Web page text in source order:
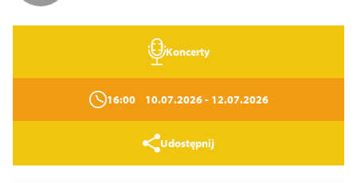
Koncerty
16:00 10.07.2026- 12.07.2026
Udostępnij